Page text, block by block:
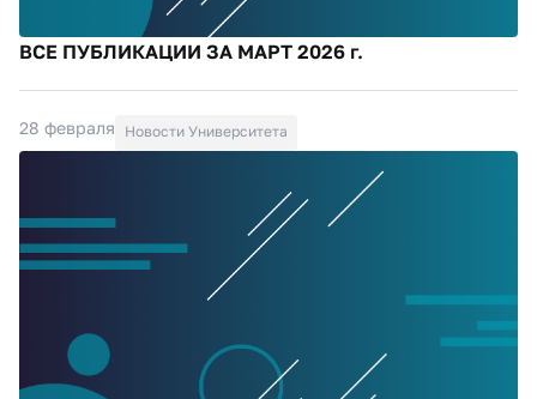
ВСЕ ПУБЛИКАЦИИ ЗА МАРТ 2026 г.
28 февраля Новости Университета